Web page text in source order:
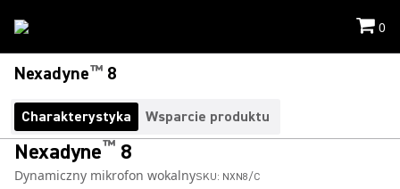
0
Nexadyne™ 8
Charakterystyka Wsparcie produktu
Nexadyne™ 8
Dynamiczny mikrofon wokalnySKU: NXN8/C